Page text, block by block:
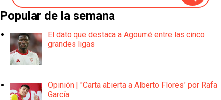
Popular de la semana
El dato que destaca a Agoumé entre las cinco
grandes ligas
Opinión | "Carta abierta a Alberto Flores" por Rafa
García